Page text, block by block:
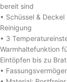
bereit sind
• Schüssel &
Reinigung
• 3
Warmhaltefunktion
Eintöpfen bis zu
•